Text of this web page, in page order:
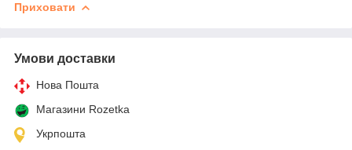
Приховати
Умови доставки
Нова Пошта
Магазини Rozetka
Укрпошта